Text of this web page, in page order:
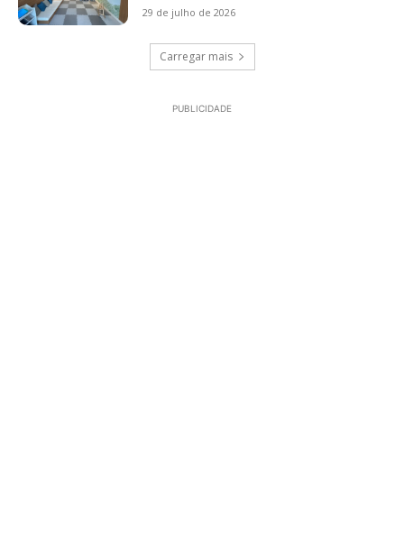
29 de julho de 2026
Carregar mais
PUBLICIDADE